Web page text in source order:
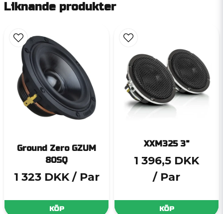
Liknande produkter
Ground Zero GZUM
80SQ
1 323 DKK / Par
KÖP
XXM325 3"
1 396,5 DKK
/ Par
KÖP